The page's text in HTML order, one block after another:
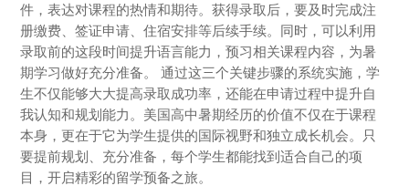
件，表达对课程的热情和期待。获得录取后，要及时完成注
册缴费、签证申请、住宿安排等后续手续。同时，可以利用
录取前的这段时间提升语言能力，预习相关课程内容，为暑
期学习做好充分准备。 通过这三个关键步骤的系统实施，学
生不仅能够大大提高录取成功率，还能在申请过程中提升自
我认知和规划能力。美国高中暑期经历的价值不仅在于课程
本身，更在于它为学生提供的国际视野和独立成长机会。只
要提前规划、充分准备，每个学生都能找到适合自己的项
目，开启精彩的留学预备之旅。